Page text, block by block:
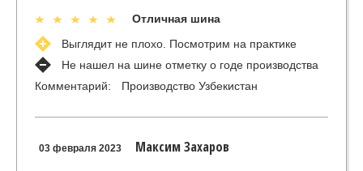
Отличная шина
Выглядит не плохо. Посмотрим на практике
Не нашел на шине отметку о годе производства
Комментарий:
Производство Узбекистан
03 февраля 2023 Максим Захаров